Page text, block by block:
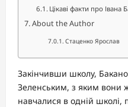
Цікаві факти про Івана
About the Author
Стаценко Ярослав
Закінчивши школу,
Зеленським, з яким вони
навчалися в одній школі,